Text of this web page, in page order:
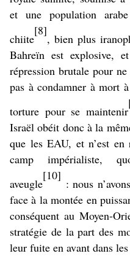
et une population
chiite
[8]
, bien plus
Bahreïn est explosive,
répression brutale pour
pas à condamner à mort
torture pour se maintenir
Israël obéit donc à la
que les EAU, et n’est
camp impérialiste,
aveugle
[10]
: nous
face à la montée en
conséquent au Moyen-
stratégie de la part des
leur fuite en avant dans